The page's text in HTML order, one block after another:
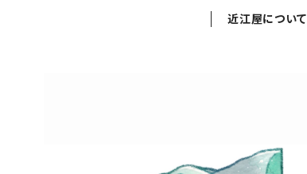
近江屋について